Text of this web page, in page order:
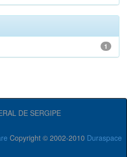
1
DE SERGIPE
Copyright © 2002-2010 Duraspace